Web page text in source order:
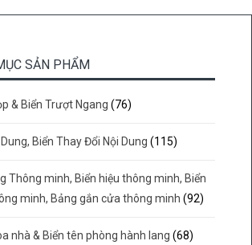
SẢN PHẨM
& Biển Trượt Ngang (76)
Biển Thay Đổi Nội Dung (115)
Thông minh, Biển hiệu thông minh, Biển
minh, Bảng gắn cửa thông minh (92)
nhà & Biển tên phòng hành lang (68)